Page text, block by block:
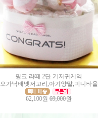
핑크 라떼 2단 기저귀케익
오가닉배넷저고리,아기양말,미니타올
62,100원 69,000원